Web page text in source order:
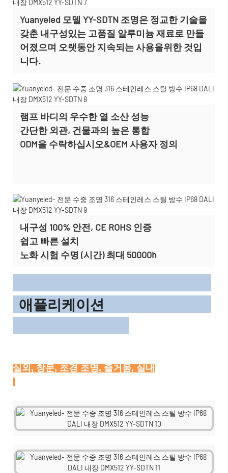
Yuanyeled 모델 YY-SDTN 조명은 정교한 기술을
갖춘 내구성있는 고품질 알루미늄 재료로 만들
어졌으며 오랫동안 지속되는 사용을위한 것입
니다.
램프 바디의 우수한 열 소산 성능
간단한 외관, 건물과의 높은 통합
ODM을 수락하십시오&OEM 사용자 정의
내구성 100% 안전, CE ROHS 인증
쉽고 빠른 설치
노화 시험 수명 (시간) 최대 50000h
애플리케이션